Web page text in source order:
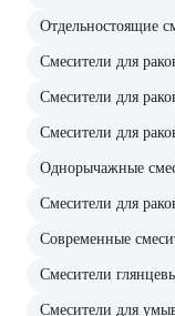
Отдельностоящие
Смесители для
Смесители для
Смесители для
Однорычажные
Смесители для
Современные
Смесители
Смесители для